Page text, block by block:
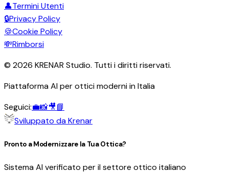
👤Termini Utenti
🔒Privacy Policy
🍪Cookie Policy
💸Rimborsi
© 2026 KRENAR Studio. Tutti i diritti riservati.
Piattaforma AI per ottici moderni in Italia
Seguici:💼📸🎥📘
Sviluppato da Krenar
Pronto a Modernizzare la Tua Ottica?
Sistema AI verificato per il settore ottico italiano